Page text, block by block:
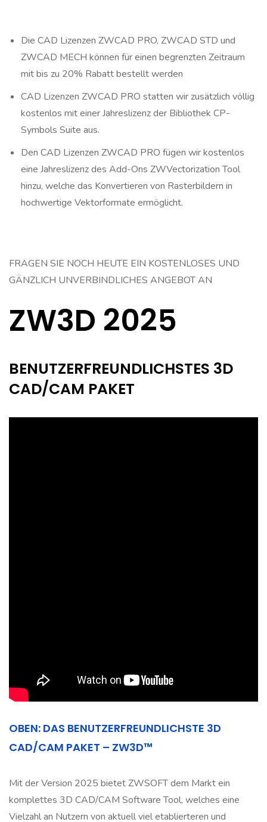
Die CAD Lizenzen ZWCAD PRO, ZWCAD STD und
ZWCAD MECH können für einen begrenzten Zeitraum
mit bis zu 20% Rabatt bestellt werden
CAD Lizenzen ZWCAD PRO statten wir zusätzlich völlig
kostenlos mit einer Jahreslizenz der Bibliothek CP-
Symbols Suite aus.
Den CAD Lizenzen ZWCAD PRO fügen wir kostenlos
eine Jahreslizenz des Add-Ons ZWVectorization Tool
hinzu, welche das Konvertieren von Rasterbildern in
hochwertige Vektorformate ermöglicht.
FRAGEN SIE NOCH HEUTE EIN KOSTENLOSES UND
GÄNZLICH UNVERBINDLICHES ANGEBOT AN
ZW3D 2025
BENUTZERFREUNDLICHSTES 3D
CAD/CAM PAKET
OBEN: DAS BENUTZERFREUNDLICHSTE 3D
CAD/CAM PAKET – ZW3D™
Mit der Version 2025 bietet ZWSOFT dem Markt ein
komplettes 3D CAD/CAM Software Tool, welches eine
Vielzahl an Nutzern von aktuell viel etablierteren und